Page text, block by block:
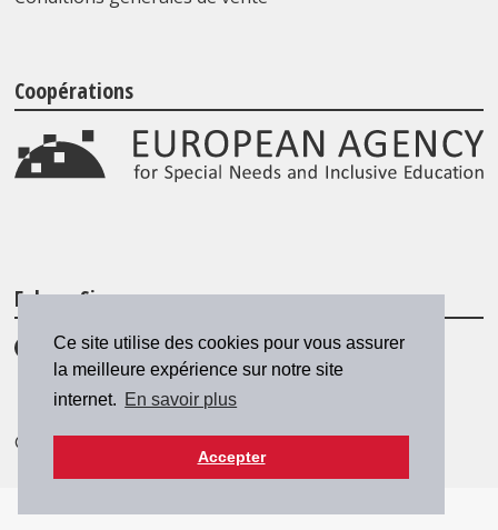
Ce site utilise des cookies pour vous assurer
la meilleure expérience sur notre site
internet. En savoir plus
Accepter
Coopérations
Folgen Sie uns
© 2026 SZH/CSPS|csps@csps.ch